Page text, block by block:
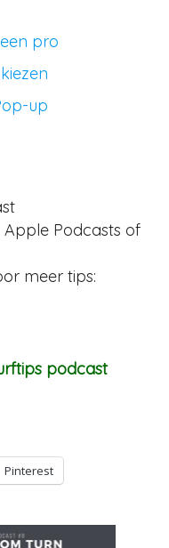
pro
up
Podcasts of
meer tips:
podcast
Pinterest